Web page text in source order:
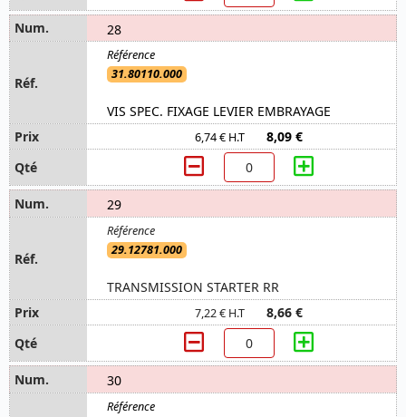
28
31.80110.000
VIS SPEC. FIXAGE LEVIER EMBRAYAGE
6,74 € H.T 8,09 €
29
29.12781.000
TRANSMISSION STARTER RR
7,22 € H.T 8,66 €
30